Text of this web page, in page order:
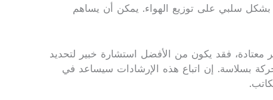
بشكل سلبي على توزيع الهواء. يمكن أن يساهم
معتادة، فقد يكون من الأفضل استشارة خبير لتحديد
بسلاسة. إن اتباع هذه الإرشادات سيساعد في